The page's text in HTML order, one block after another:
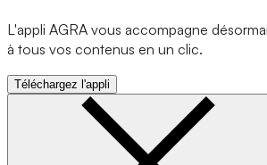
L'appli AGRA vous accompagne
à tous vos contenus en un clic.
Téléchargez l'appli